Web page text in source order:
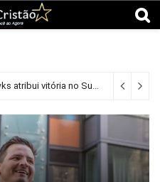
Treinador do Seattle Seahawks atribui vitória no Super Bowl à fé